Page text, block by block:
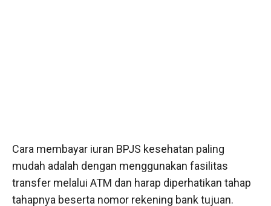
Cara membayar iuran BPJS kesehatan paling
mudah adalah dengan menggunakan fasilitas
transfer melalui ATM dan harap diperhatikan tahap
tahapnya beserta nomor rekening bank tujuan.